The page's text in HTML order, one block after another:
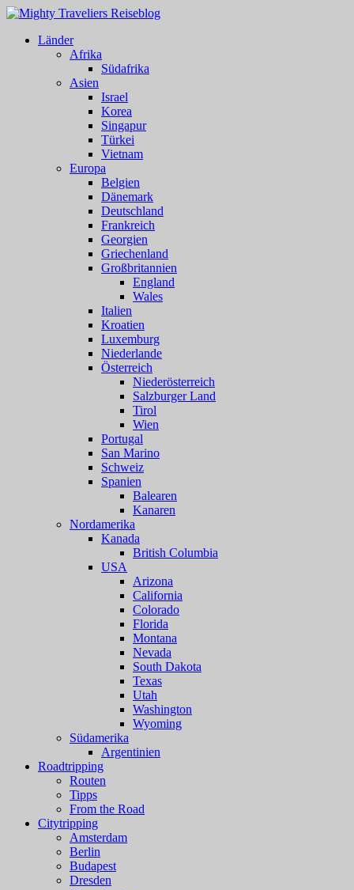
Länder
Afrika
Südafrika
Asien
Israel
Korea
Singapur
Türkei
Vietnam
Europa
Belgien
Dänemark
Deutschland
Frankreich
Georgien
Griechenland
Großbritannien
England
Wales
Italien
Kroatien
Luxemburg
Niederlande
Österreich
Niederösterreich
Salzburger Land
Tirol
Wien
Portugal
San Marino
Schweiz
Spanien
Balearen
Kanaren
Nordamerika
Kanada
British Columbia
USA
Arizona
California
Colorado
Florida
Montana
Nevada
South Dakota
Texas
Utah
Washington
Wyoming
Südamerika
Argentinien
Roadtripping
Routen
Tipps
From the Road
Citytripping
Amsterdam
Berlin
Budapest
Dresden